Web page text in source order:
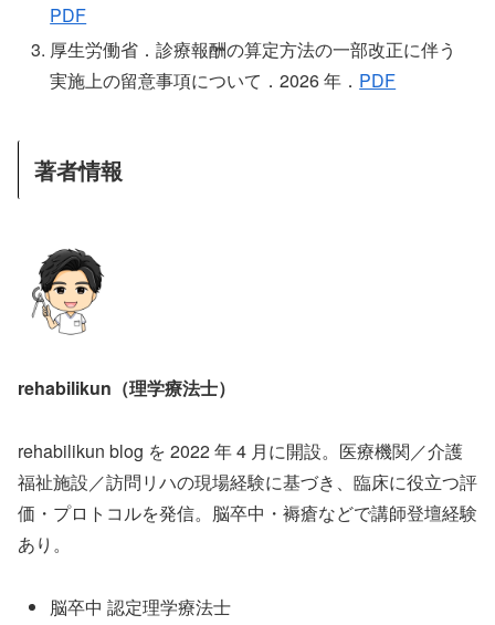
PDF
厚生労働省．診療報酬の算定方法の一部改正に伴う
実施上の留意事項について．2026 年． PDF
著者情報
rehabilikun（理学療法士）
rehabilikun blog を 2022 年 4 月に開設。医療機関／介護
福祉施設／訪問リハの現場経験に基づき、臨床に役立つ評
価・プロトコルを発信。脳卒中・褥瘡などで講師登壇経験
あり。
脳卒中 認定理学療法士